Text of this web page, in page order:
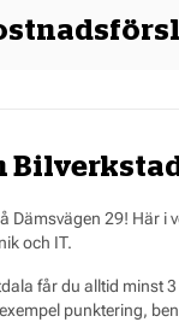
service eller
29! Här
och IT.
får du alltid minst
punktering,